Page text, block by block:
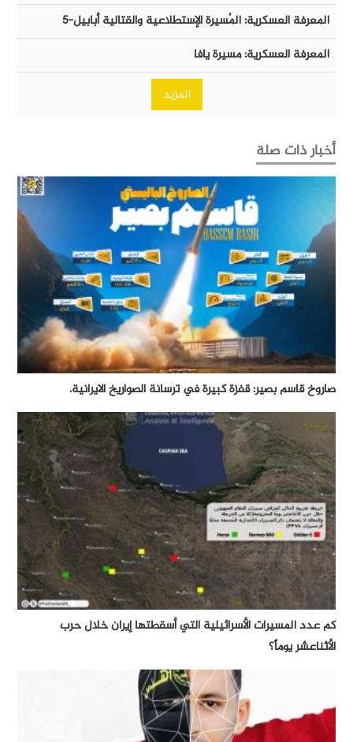
المعرفة العسكرية: المُسيرة الإستطلاعية والقتالية أبابيل-٥
المعرفة العسكرية: مسيرة يافا
المزيد
أخبار ذات صلة
صاروخ قاسم بصير: قفزة كبيرة في ترسانة الصواريخ الايرانية.
كم عدد المسيرات الأسرائيلية التي أسقطتها إيران خلال حرب
الأثناعشر يوماً؟